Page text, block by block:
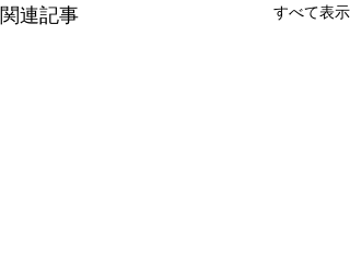
関連記事 すべて表示